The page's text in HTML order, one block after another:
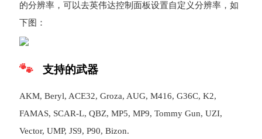
的分辨率，可以去英伟达控制面板设置自定义分辨率，如
下图：
支持的武器
AKM, Beryl, ACE32, Groza, AUG, M416, G36C, K2,
FAMAS, SCAR-L, QBZ, MP5, MP9, Tommy Gun, UZI,
Vector, UMP, JS9, P90, Bizon.